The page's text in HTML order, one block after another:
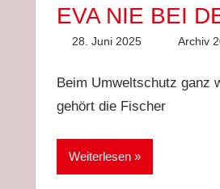
EVA NIE BEI
28. Juni 2025 Anke
Archiv
Beim Umweltschutz ganz
gehört die Fischer
Weiterlesen